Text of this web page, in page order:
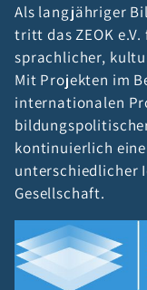
Als langjähriger
tritt das ZEOK
sprachlicher,
Mit Projekten im
internationalen
kontinuierlich
unterschiedlicher
Gesellschaft.